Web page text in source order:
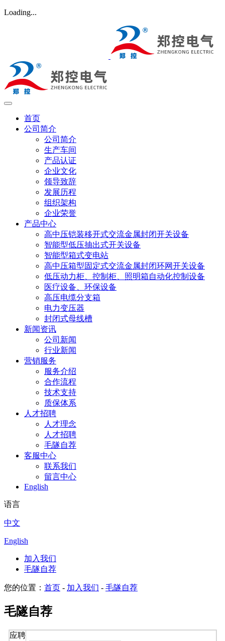
Loading...
首页
公司简介
公司简介
生产车间
产品认证
企业文化
领导致辞
发展历程
组织架构
企业荣誉
产品中心
高中压铠装移开式交流金属封闭开关设备
智能型低压抽出式开关设备
智能型箱式变电站
高中压箱型固定式交流金属封闭环网开关设备
低压动力柜、控制柜、照明箱自动化控制设备
医疗设备、环保设备
高压电缆分支箱
电力变压器
封闭式母线槽
新闻资讯
公司新闻
行业新闻
营销服务
服务介绍
合作流程
技术支持
质保体系
人才招聘
人才理念
人才招聘
毛隧自荐
客服中心
联系我们
留言中心
English
语言
中文
English
加入我们
毛隧自荐
您的位置： 首页 - 加入我们 - 毛隧自荐
毛隧自荐
应聘